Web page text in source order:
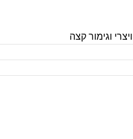
וגימור קצה